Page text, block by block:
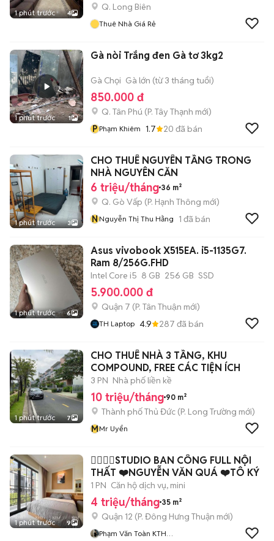
1 phút trước 4
Q. Long Biên
Thuê Nhà Giá Rẻ
1 phút trước 1
Gà nòi Trắng đen Gà tơ 3kg2
Gà Chọi Gà lớn (từ 3 tháng tuổi)
850.000 đ
Q. Tân Phú (P. Tây Thạnh mới)
P Phạm Khiêm 1.7 20 đã bán
1 phút trước 3
CHO THUÊ NGUYÊN TẦNG TRONG
NHÀ NGUYÊN CĂN
6 triệu/tháng 36 m²
Q. Gò Vấp (P. Hạnh Thông mới)
NNguyễn Thị Thu Hằng 1 đã bán
1 phút trước 6
Asus vivobook X515EA. i5-1135G7.
Ram 8/256G.FHD
Intel Core i5 8 GB 256 GB SSD
5.900.000 đ
Quận 7 (P. Tân Thuận mới)
TH Laptop 4.9 287 đã bán
1 phút trước 7
CHO THUÊ NHÀ 3 TẦNG, KHU
COMPOUND, FREE CÁC TIỆN ÍCH
3 PN Nhà phố liền kề
10 triệu/tháng 90 m²
Thành phố Thủ Đức (P. Long Trường mới)
MMr Uyển
1 phút trước 9
👉🏽👈🏽STUDIO BAN CÔNG FULL NỘI
THẤT ❤️NGUYỄN VĂN QUÁ ❤️TÔ KÝ
1 PN Căn hộ dịch vụ, mini
4 triệu/tháng 35 m²
Quận 12 (P. Đông Hưng Thuận mới)
Phạm Văn Toàn KTH